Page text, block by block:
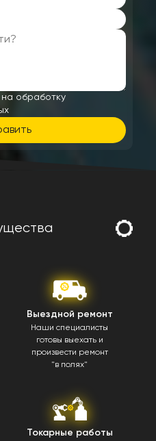
обработку
Выездной ремонт
Наши специалисты
готовы выехать и
произвести ремонт
"в полях"
Токарные работы